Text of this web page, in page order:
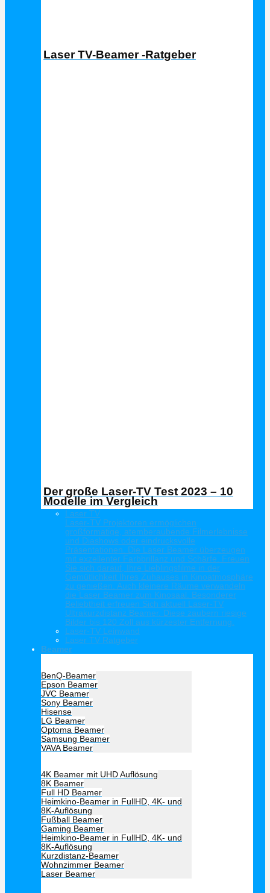
Laser TV-Beamer -Ratgeber
Der große Laser-TV Test 2023 – 10
Modelle im Vergleich
Laser TV
Laser-TV Projektoren ermöglichen
großformatige, atemberaubende Filmerlebnisse
und Diashows oder eindrucksvolle
Präsentationen. Die Laser Beamer überzeugen
mit exzellenter Farbbrillanz und Schärfe. Freuen
Sie sich darauf, Ihre Lieblingsfilme in der
Gemütlichkeit Ihres Zuhauses in Kinoatmosphäre
zu genießen. Auch kleinere Räume verwandeln
die Laser Beamer zum Kinosaal. Besonderer
Beliebtheit erfreuen Sich aktuell Laser-TV
Ultrakurzdistanz Beamer. Diese zaubern riesige
Bilder bis 120 Zoll aus kürzester Entfernung.
Laser-TV Leinwand
Laser TV Ratgeber
Beamer
BenQ-Beamer
Epson Beamer
JVC Beamer
Sony Beamer
Hisense
LG Beamer
Optoma Beamer
Samsung Beamer
VAVA Beamer
4K Beamer mit UHD Auflösung
8K Beamer
Full HD Beamer
Heimkino-Beamer in FullHD, 4K- und
8K-Auflösung
Fußball Beamer
Gaming Beamer
Heimkino-Beamer in FullHD, 4K- und
8K-Auflösung
Kurzdistanz-Beamer
Wohnzimmer Beamer
Laser Beamer